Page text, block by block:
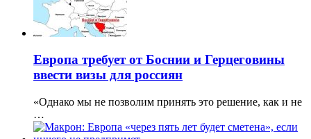
Европа требует от Боснии и Герцеговины
ввести визы для россиян
«Однако мы не позволим принять это решение, как и не
…